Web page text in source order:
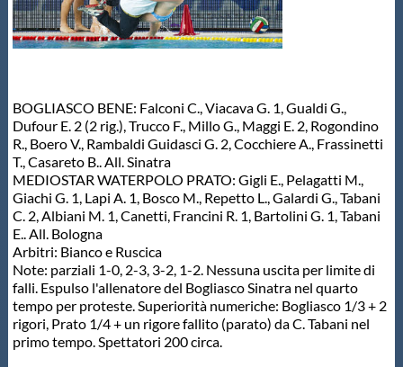
BOGLIASCO BENE: Falconi C., Viacava G. 1, Gualdi G.,
Dufour E. 2 (2 rig.), Trucco F., Millo G., Maggi E. 2, Rogondino
R., Boero V., Rambaldi Guidasci G. 2, Cocchiere A., Frassinetti
T., Casareto B.. All. Sinatra
MEDIOSTAR WATERPOLO PRATO: Gigli E., Pelagatti M.,
Giachi G. 1, Lapi A. 1, Bosco M., Repetto L., Galardi G., Tabani
C. 2, Albiani M. 1, Canetti, Francini R. 1, Bartolini G. 1, Tabani
E.. All. Bologna
Arbitri: Bianco e Ruscica
Note: parziali 1-0, 2-3, 3-2, 1-2. Nessuna uscita per limite di
falli. Espulso l'allenatore del Bogliasco Sinatra nel quarto
tempo per proteste. Superiorità numeriche: Bogliasco 1/3 + 2
rigori, Prato 1/4 + un rigore fallito (parato) da C. Tabani nel
primo tempo. Spettatori 200 circa.